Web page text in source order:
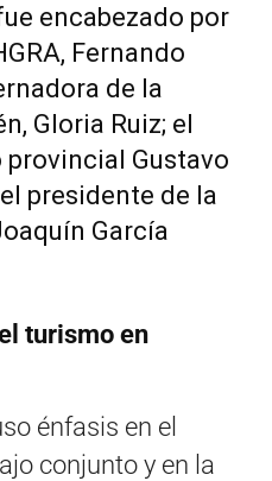
encabezado por
Fernando
de la
Gloria Ruiz; el
Gustavo
presidente de la
García
turismo en
énfasis en el
conjunto y en la